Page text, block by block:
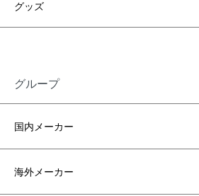
グッズ
グループ
国内メーカー
海外メーカー